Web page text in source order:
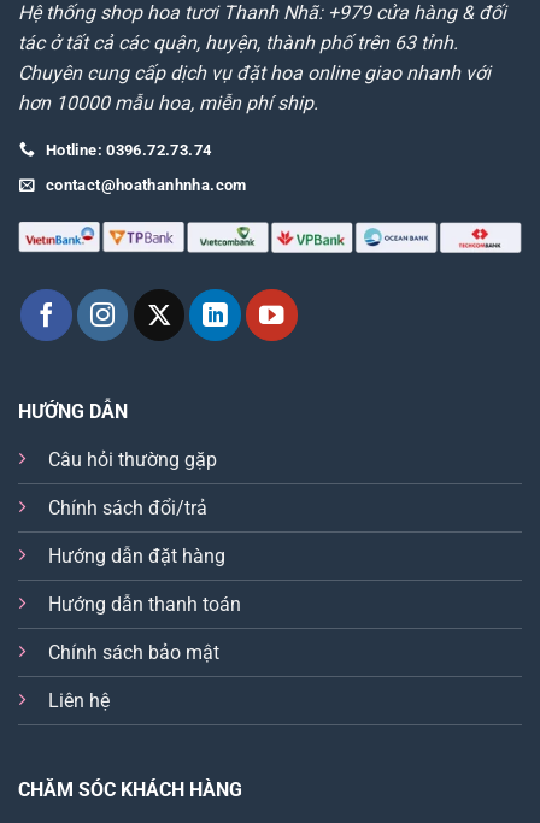
Hệ thống shop hoa tươi Thanh Nhã: +979 cửa hàng & đối
tác ở tất cả các quận, huyện, thành phố trên 63 tỉnh.
Chuyên cung cấp dịch vụ đặt hoa online giao nhanh với
hơn 10000 mẫu hoa, miễn phí ship.
Hotline: 0396.72.73.74
contact@hoathanhnha.com
HƯỚNG DẪN
Câu hỏi thường gặp
Chính sách đổi/trả
Hướng dẫn đặt hàng
Hướng dẫn thanh toán
Chính sách bảo mật
Liên hệ
CHĂM SÓC KHÁCH HÀNG